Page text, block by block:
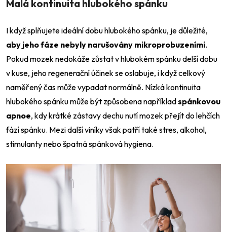
Malá kontinuita hlubokého spánku
I když splňujete ideální dobu hlubokého spánku, je důležité,
aby jeho fáze nebyly narušovány mikroprobuzeními.
Pokud mozek nedokáže zůstat v hlubokém spánku delší dobu
v kuse, jeho regenerační účinek se oslabuje, i když celkový
naměřený čas může vypadat normálně. Nízká kontinuita
hlubokého spánku může být způsobena napříkladspánkovou
apnoe, kdy krátké zástavy dechu nutí mozek přejít do lehčích
fází spánku. Mezi další viníky však patří také stres, alkohol,
stimulanty nebo špatná spánková hygiena.